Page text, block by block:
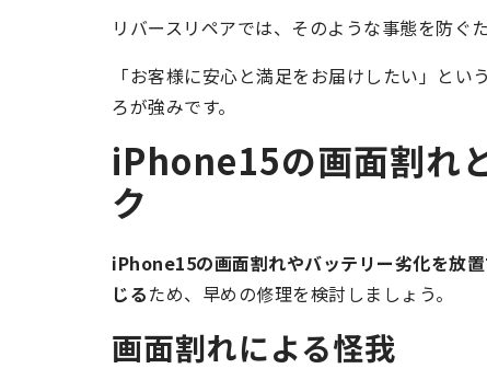
リバースリペアでは、そのような事態を防ぐ
「お客様に安心と満足をお届けしたい」と
ろが強みです。
iPhone15の画面割れ
ク
iPhone15の画面割れやバッテリー劣化を放
じるため、早めの修理を検討しましょう。
画面割れによる怪我